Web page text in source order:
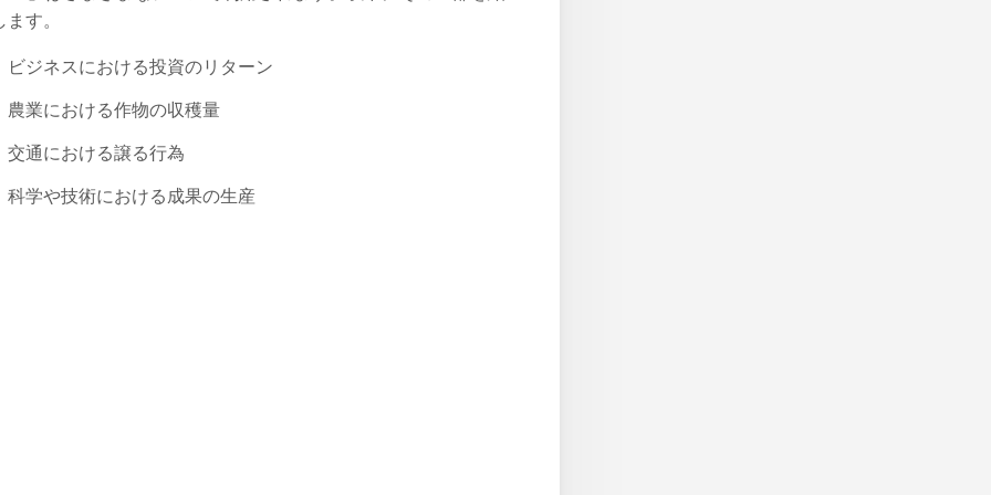
ます。
ビジネスにおける投資のリターン
農業における作物の収穫量
交通における譲る行為
科学や技術における成果の生産